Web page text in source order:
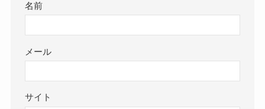
名前
メール
サイト